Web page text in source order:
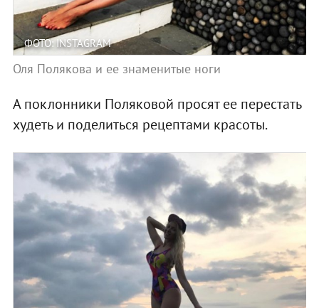
ФОТО: INSTAGRAM
Оля Полякова и ее знаменитые ноги
А поклонники Поляковой просят ее перестать
худеть и поделиться рецептами красоты.